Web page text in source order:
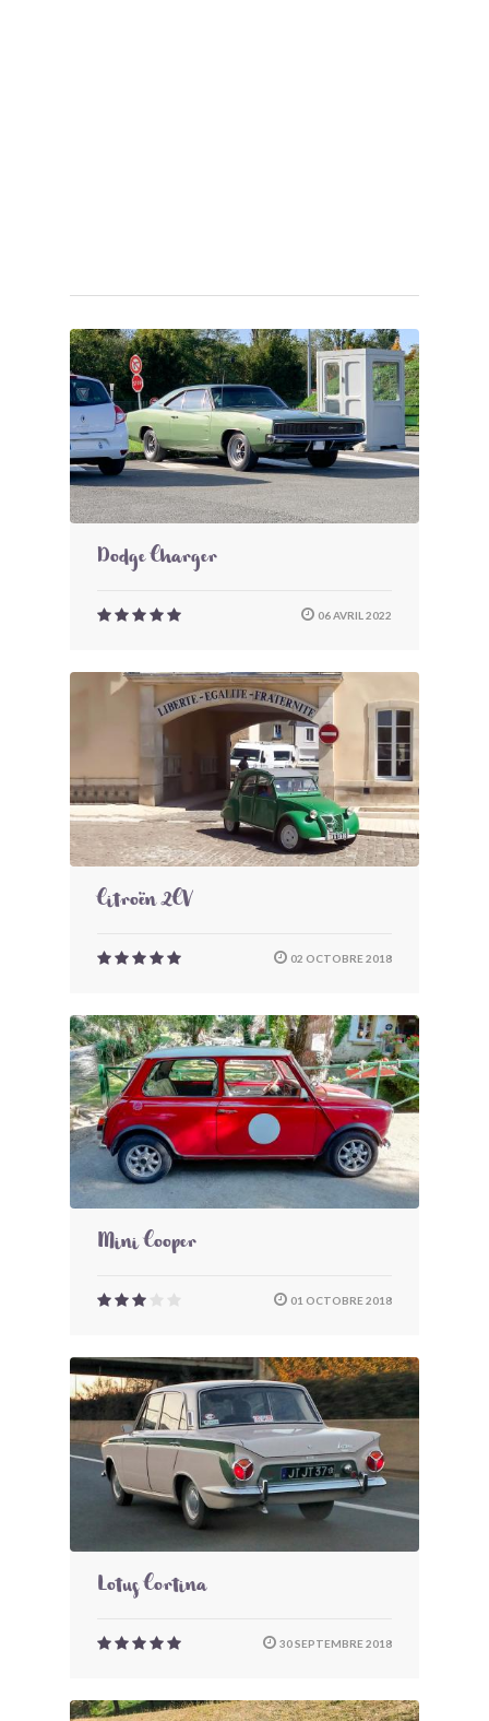
Dodge Charger
06 AVRIL 2022
Citroën 2CV
02 OCTOBRE 2018
Mini Cooper
01 OCTOBRE 2018
Lotus Cortina
30 SEPTEMBRE 2018